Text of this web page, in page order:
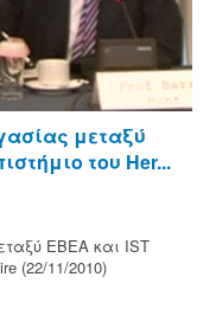
μεταξύ
του Her...
ΕΒΕΑ και IST
(22/11/2010)